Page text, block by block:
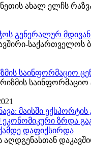
ახალ ელჩს
გენერალურ
საქართველოს
საინფორმაციო
საინფორმაციო
მაისში
ზრდა
დაფიქსირდა
აღდგენასთან